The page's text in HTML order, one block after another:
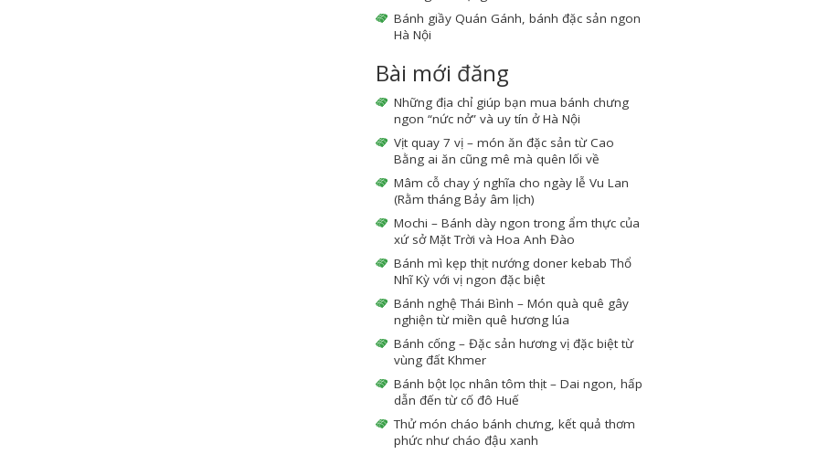
Bánh giầy Quán Gánh, bánh đặc sản ngon
Hà Nội
Bài mới đăng
Những địa chỉ giúp bạn mua bánh chưng
ngon “nức nở” và uy tín ở Hà Nội
Vịt quay 7 vị – món ăn đặc sản từ Cao
Bằng ai ăn cũng mê mà quên lối về
Mâm cỗ chay ý nghĩa cho ngày lễ Vu Lan
(Rằm tháng Bảy âm lịch)
Mochi – Bánh dày ngon trong ẩm thực của
xứ sở Mặt Trời và Hoa Anh Đào
Bánh mì kẹp thịt nướng doner kebab Thổ
Nhĩ Kỳ với vị ngon đặc biệt
Bánh nghệ Thái Bình – Món quà quê gây
nghiện từ miền quê hương lúa
Bánh cống – Đặc sản hương vị đặc biệt từ
vùng đất Khmer
Bánh bột lọc nhân tôm thịt – Dai ngon, hấp
dẫn đến từ cố đô Huế
Thử món cháo bánh chưng, kết quả thơm
phức như cháo đậu xanh